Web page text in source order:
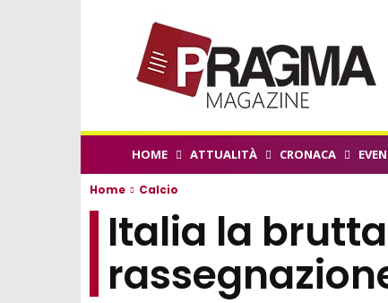
HOME ATTUALITÀ CRONACA
Home Calcio
Italia la